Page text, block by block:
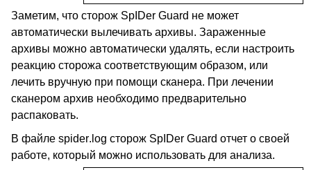
Заметим, что сторож SpIDer Guard не может
автоматически вылечивать архивы. Зараженные
архивы можно автоматически удалять, если настроить
реакцию сторожа соответствующим образом, или
лечить вручную при помощи сканера. При лечении
сканером архив необходимо предварительно
распаковать.
В файле spider. log сторож SpIDer Guard отчет о своей
работе, который можно использовать для анализа.